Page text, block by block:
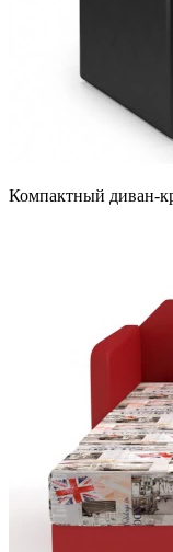
Компактный диван-